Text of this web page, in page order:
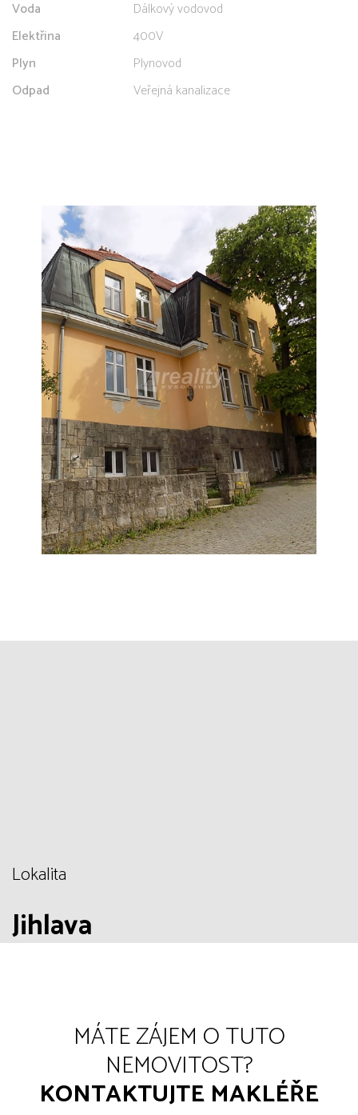
Voda
Dálkový vodovod
Elektřina
400V
Plyn
Plynovod
Odpad
Veřejná kanalizace
Lokalita
Jihlava
MÁTE ZÁJEM O TUTO
NEMOVITOST?
KONTAKTUJTE MAKLÉŘE